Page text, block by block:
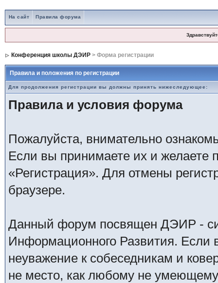
На сайт Правила форума
Конференция школы ДЭИР> Форма регистрации
Правила и положения по регистрации
Для продолжения регистрации вы должны принять нижеследующее:
Правила и условия форума
Пожалуйста, внимательно
Если вы принимаете их и желаете
«Регистрация». Для отмены
браузере.
Данный форум посвящен ДЭИР -
Информационного Развития. Если
неуважение к собеседникам и
не место, как любому не умеющему